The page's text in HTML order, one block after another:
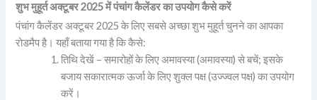
शुभ मुहूर्त अक्टूबर 2025 में पंचांग कैलेंडर का उपयोग कैसे करें
पंचांग कैलेंडर अक्टूबर 2025 के लिए सबसे अच्छा शुभ मुहूर्त चुनने का आपका
रोडमैप है। यहाँ बताया गया है कि कैसे:
तिथि देखें – समारोहों के लिए अमावस्या (अमावस्या) से बचें; इसके
बजाय सकारात्मक ऊर्जा के लिए शुक्ल पक्ष (उज्ज्वल पक्ष) का उपयोग
करें।